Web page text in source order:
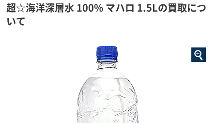
超☆海洋深層水 100% マハロ 1.5Lの買取につ
いて